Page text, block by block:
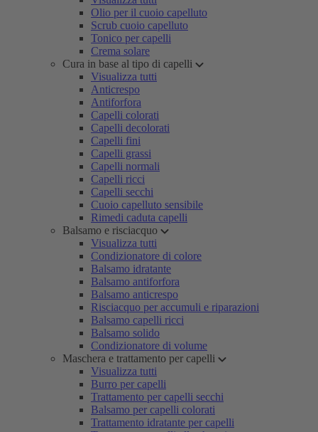
Olio per il cuoio capelluto
Scrub cuoio capelluto
Tonico per capelli
Crema solare
Cura in base al tipo di capelli
Visualizza tutti
Anticrespo
Antiforfora
Capelli colorati
Capelli decolorati
Capelli fini
Capelli grassi
Capelli normali
Capelli ricci
Capelli secchi
Cuoio capelluto sensibile
Rimedi caduta capelli
Balsamo e risciacquo
Visualizza tutti
Condizionatore di colore
Balsamo idratante
Balsamo antiforfora
Balsamo anticrespo
Risciacquo per accumuli e riparazioni
Balsamo capelli ricci
Balsamo solido
Condizionatore di volume
Maschera e trattamento per capelli
Visualizza tutti
Burro per capelli
Trattamento per capelli secchi
Balsamo per capelli colorati
Trattamento idratante per capelli